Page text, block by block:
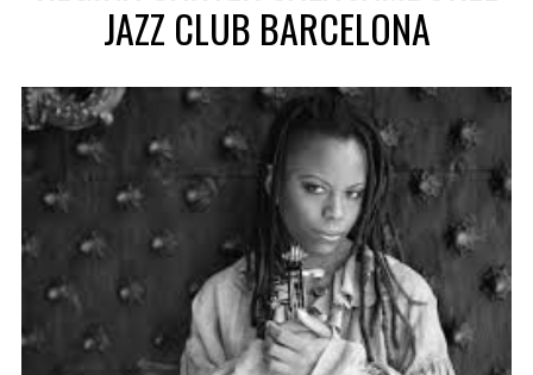
JAZZ CLUB BARCELONA